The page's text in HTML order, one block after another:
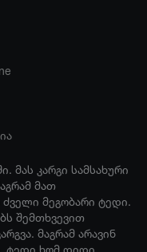
მას კარგი სამსახური
მათ
მეგობარი ტედი.
შემთხვევით
მაგრამ არავინ